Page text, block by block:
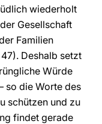
wiederholt
Gesellschaft
Familien
47). Deshalb setzt
Würde
so die Worte des
schützen und zu
findet gerade